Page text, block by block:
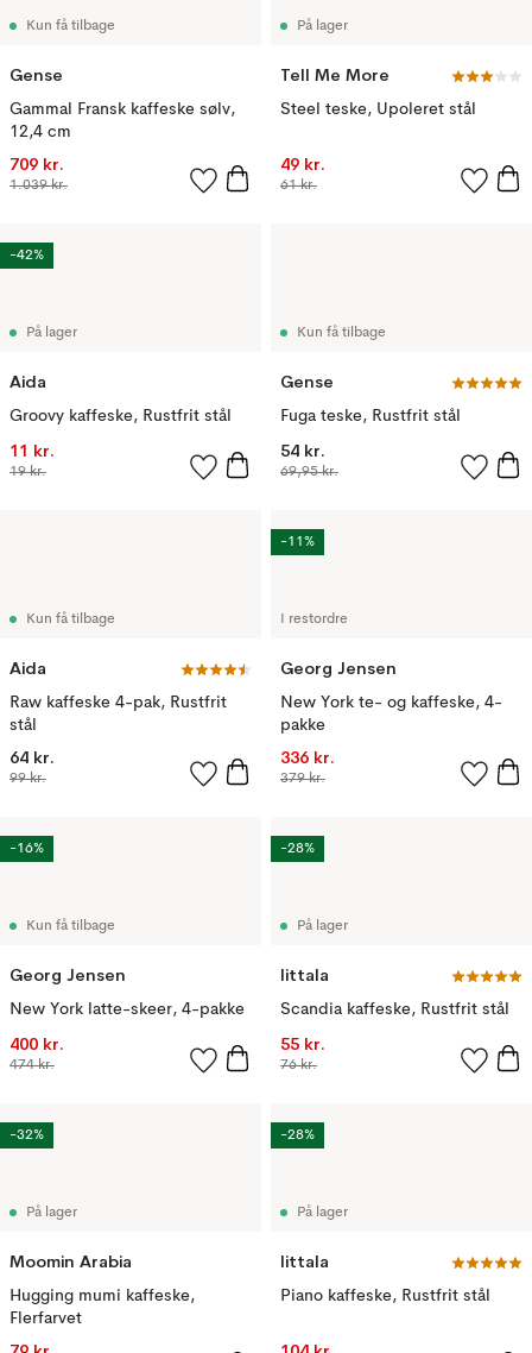
Kun få tilbage
Gense
Gammal Fransk kaffeske sølv,
12,4 cm
709 kr.
1.039 kr.
På lager
Tell Me More
Steel teske, Upoleret stål
49 kr.
61 kr.
På lager
Aida
Groovy kaffeske, Rustfrit stål
11 kr.
19 kr.
-42%
Kun få tilbage
Gense
Fuga teske, Rustfrit stål
54 kr.
69,95 kr.
Kun få tilbage
Aida
Raw kaffeske 4-pak, Rustfrit
stål
64 kr.
99 kr.
I restordre
Georg Jensen
New York te- og kaffeske, 4-
pakke
336 kr.
379 kr.
-11%
Kun få tilbage
Georg Jensen
New York latte-skeer, 4-pakke
400 kr.
474 kr.
-16%
På lager
Iittala
Scandia kaffeske, Rustfrit stål
55 kr.
76 kr.
-28%
På lager
Moomin Arabia
Hugging mumi kaffeske,
Flerfarvet
-32%
På lager
Iittala
Piano kaffeske, Rustfrit stål
-28%